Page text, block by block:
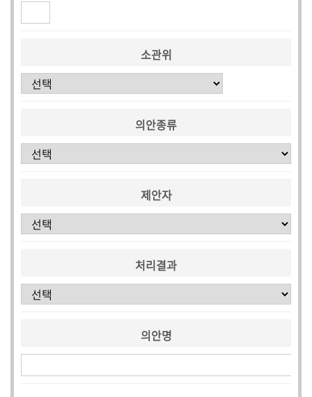
소관위
의안종류
제안자
처리결과
의안명